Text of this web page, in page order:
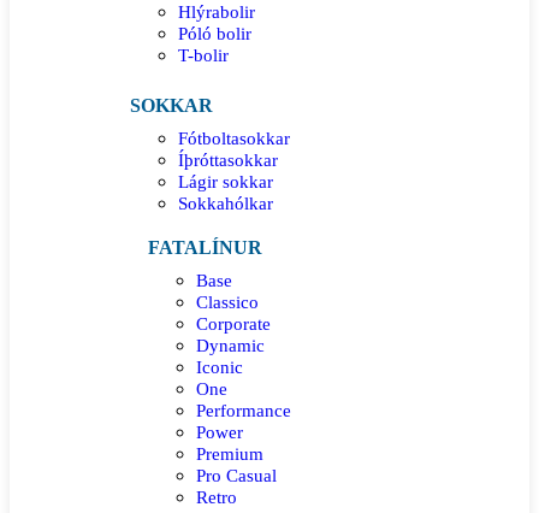
Hlýrabolir
Póló bolir
T-bolir
SOKKAR
Fótboltasokkar
Íþróttasokkar
Lágir sokkar
Sokkahólkar
FATALÍNUR
Base
Classico
Corporate
Dynamic
Iconic
One
Performance
Power
Premium
Pro Casual
Retro